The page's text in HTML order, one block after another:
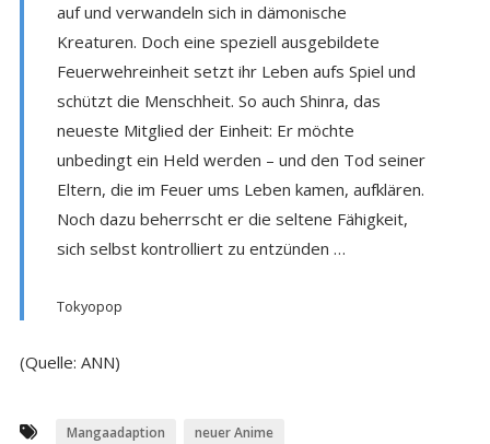
auf und verwandeln sich in dämonische
Kreaturen. Doch eine speziell ausgebildete
Feuerwehreinheit setzt ihr Leben aufs Spiel und
schützt die Menschheit. So auch Shinra, das
neueste Mitglied der Einheit: Er möchte
unbedingt ein Held werden – und den Tod seiner
Eltern, die im Feuer ums Leben kamen, aufklären.
Noch dazu beherrscht er die seltene Fähigkeit,
sich selbst kontrolliert zu entzünden …
Tokyopop
(Quelle: ANN)
Mangaadaption neuer Anime